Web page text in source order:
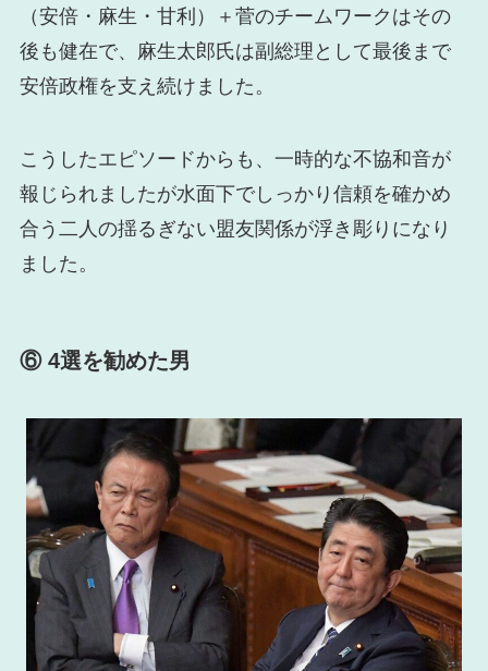
（安倍・麻生・甘利）＋菅のチームワークはその
後も健在で、麻生太郎氏は副総理として最後まで
安倍政権を支え続けました。
こうしたエピソードからも、一時的な不協和音が
報じられましたが水面下でしっかり信頼を確かめ
合う二人の揺るぎない盟友関係が浮き彫りになり
ました。
⑥ 4選を勧めた男